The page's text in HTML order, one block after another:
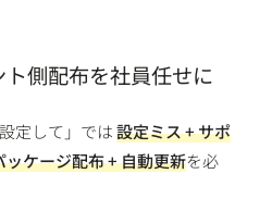
側配布を社員任せに
定して」では設定ミス + サポ
ッケージ配布 + 自動更新を必